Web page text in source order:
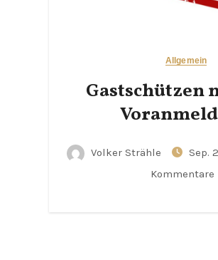
Allgemein
Gastschützen
Volker Strähle Sep.
Kommentare